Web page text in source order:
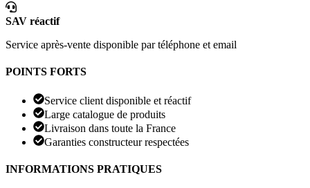
SAV réactif
Service après-vente disponible par téléphone et email
POINTS FORTS
Service client disponible et réactif
Large catalogue de produits
Livraison dans toute la France
Garanties constructeur respectées
INFORMATIONS PRATIQUES